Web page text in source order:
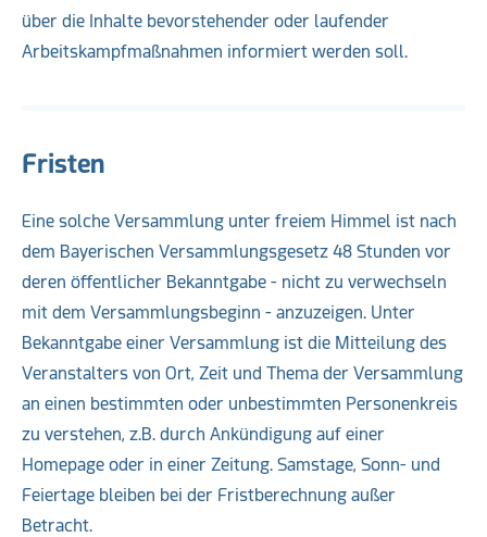
über die Inhalte bevorstehender oder laufender
Arbeitskampfmaßnahmen informiert werden soll.
Fristen
Eine solche Versammlung unter freiem Himmel ist nach
dem Bayerischen Versammlungsgesetz 48 Stunden vor
deren öffentlicher Bekanntgabe - nicht zu verwechseln
mit dem Versammlungsbeginn - anzuzeigen. Unter
Bekanntgabe einer Versammlung ist die Mitteilung des
Veranstalters von Ort, Zeit und Thema der Versammlung
an einen bestimmten oder unbestimmten Personenkreis
zu verstehen, z.B. durch Ankündigung auf einer
Homepage oder in einer Zeitung. Samstage, Sonn- und
Feiertage bleiben bei der Fristberechnung außer
Betracht.